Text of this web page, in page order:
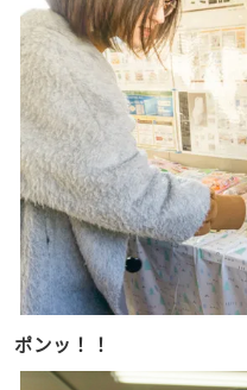
ポンッ！！